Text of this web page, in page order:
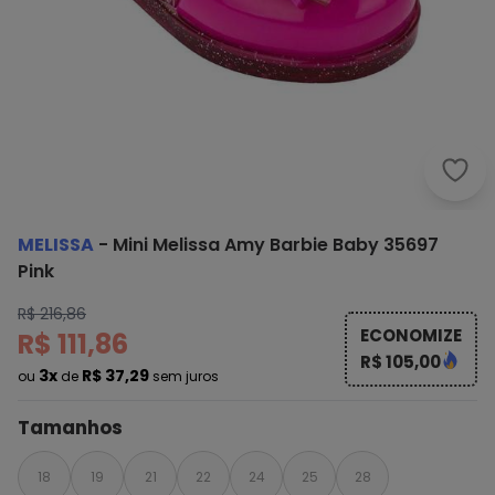
MELISSA - Mini Melissa Amy Barbie Baby 35697
Pink
R$ 216,86
R$ 111,86
ou 3x de R$ 37,29 sem juros
ECONOMIZE
R$ 105,00
Tamanhos
18 19 21 22 24 25 28